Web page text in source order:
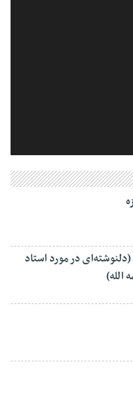
در مورد استاد
الله)